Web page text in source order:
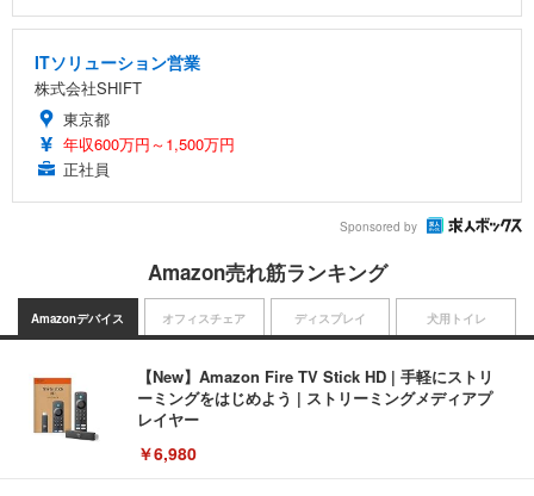
ITソリューション営業
株式会社SHIFT
東京都
年収600万円～1,500万円
正社員
Sponsored by
Amazon売れ筋ランキング
Amazonデバイス
【New】Amazon Fire TV Stick HD | 手軽にストリ
ーミングをはじめよう | ストリーミングメディアプ
レイヤー
￥6,980
オフィスチェア ディスプレイ 犬用トイレ